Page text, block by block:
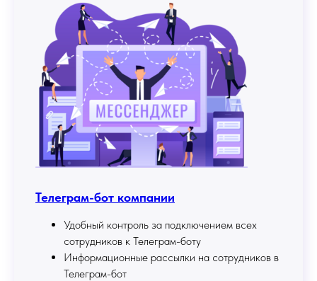
Телеграм-бот компании
⁠Удобный контроль за подключением всех
сотрудников к Телеграм-боту
Информационные рассылки на сотрудников в
Телеграм-бот